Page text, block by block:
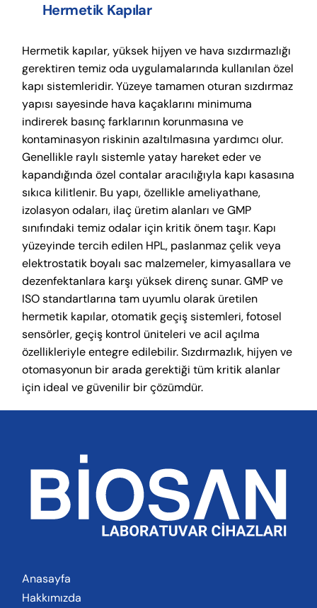
Hermetik Kapılar
Hermetik kapılar, yüksek hijyen ve hava sızdırmazlığı
gerektiren temiz oda uygulamalarında kullanılan özel
kapı sistemleridir. Yüzeye tamamen oturan sızdırmaz
yapısı sayesinde hava kaçaklarını minimuma
indirerek basınç farklarının korunmasına ve
kontaminasyon riskinin azaltılmasına yardımcı olur.
Genellikle raylı sistemle yatay hareket eder ve
kapandığında özel contalar aracılığıyla kapı kasasına
sıkıca kilitlenir. Bu yapı, özellikle ameliyathane,
izolasyon odaları, ilaç üretim alanları ve GMP
sınıfındaki temiz odalar için kritik önem taşır. Kapı
yüzeyinde tercih edilen HPL, paslanmaz çelik veya
elektrostatik boyalı sac malzemeler, kimyasallara ve
dezenfektanlara karşı yüksek direnç sunar. GMP ve
ISO standartlarına tam uyumlu olarak üretilen
hermetik kapılar, otomatik geçiş sistemleri, fotosel
sensörler, geçiş kontrol üniteleri ve acil açılma
özellikleriyle entegre edilebilir. Sızdırmazlık, hijyen ve
otomasyonun bir arada gerektiği tüm kritik alanlar
için ideal ve güvenilir bir çözümdür.
Anasayfa
Hakkımızda